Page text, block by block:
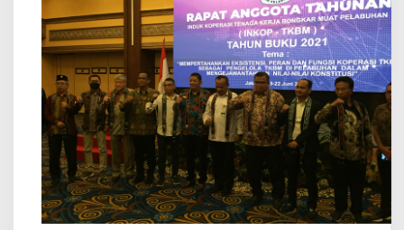
r
R
A
T
D
i
h
a
d
i
r
i
K
e